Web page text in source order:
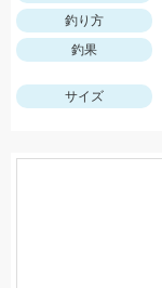
釣り方
釣果
サイズ